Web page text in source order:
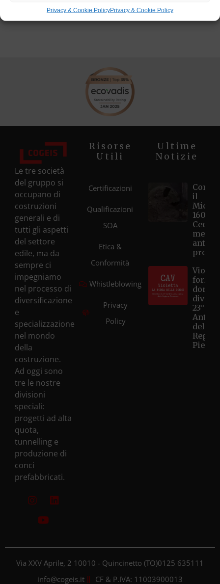
Privacy & Cookie PolicyPrivacy & Cookie Policy
Sertec Engineering Tunneling Valle d’Aosta
Le tre società
del gruppo si
occupano di
costruzioni
generali e di
tutti gli aspetti
del settore
edile, ma da
sempre ci
impegniamo
nel processo di
diversificazione
e
specializzazione
nel mondo
della
costruzione.
Ad oggi sono
tre le nostre
divisioni
speciali:
progetti ad alta
quota,
tunnelling e
produzione di
conci
prefabbricati.
Risorse
Utili
Certificazioni
Qualificazioni
SOA
Etica &
Conformità
Whistleblowing
Privacy
Policy
Ultime
Notizie
il
1600 di
metri,
forza
donne
23°
della
Via XXV Aprile, 2 10010 - Quincinetto (TO)0125 635111
info@cogeis.it
CF & P.IVA: 11003900013